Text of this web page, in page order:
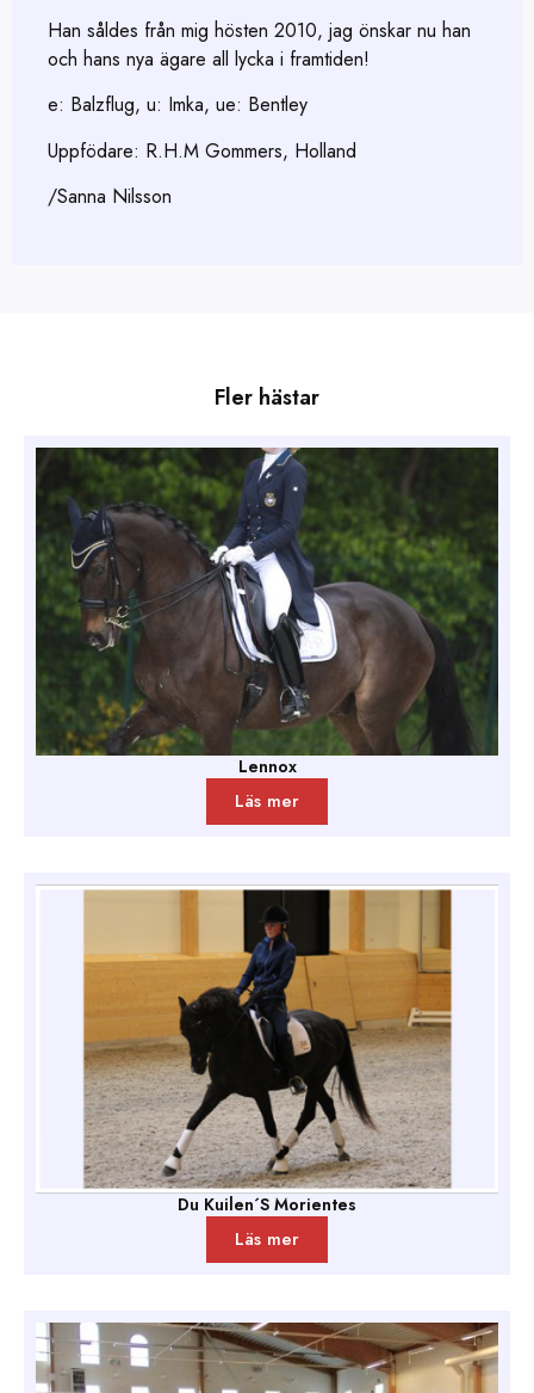
Han såldes från mig hösten 2010, jag önskar nu han
och hans nya ägare all lycka i framtiden!
e: Balzflug, u: Imka, ue: Bentley
Uppfödare: R.H.M Gommers, Holland
/Sanna Nilsson
Fler hästar
Lennox
Läs mer
Du Kuilen´S Morientes
Läs mer